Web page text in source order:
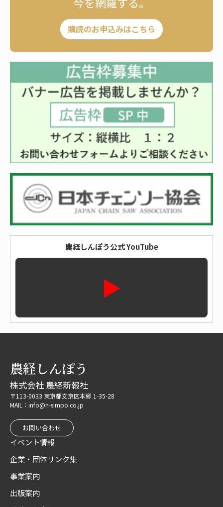
購読のお申込みはこちら
農経しんぽう公式 YouTube
▶
農経しんぽう
株式会社 農経新報社
〒113-0033 東京都文京区本郷 1-35-28
MAIL：info@n-simpo.co.jp
お問い合わせ
イベント情報
企業・団体リンク集
事業案内
出版案内